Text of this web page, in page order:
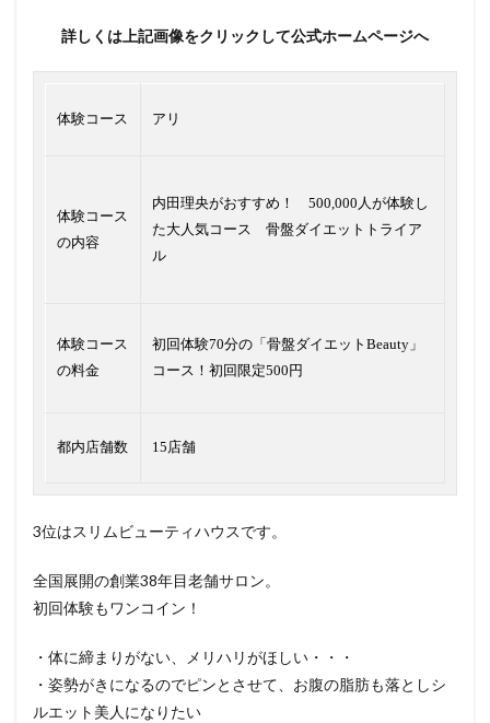
詳しくは上記画像をクリックして公式ホームページへ
体験コース アリ
体験コース
の内容
内田理央がおすすめ！ 500,000人が体験し
た大人気コース 骨盤ダイエットトライア
ル
体験コース
の料金
初回体験70分の「骨盤ダイエットBeauty」
コース！初回限定500円
都内店舗数 15店舗
3位はスリムビューティハウスです。
全国展開の創業38年目老舗サロン。
初回体験もワンコイン！
・体に締まりがない、メリハリがほしい・・・
・姿勢がきになるのでピンとさせて、お腹の脂肪も落としシ
ルエット美人になりたい